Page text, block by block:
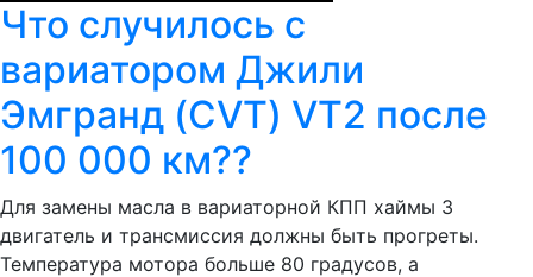
Что случилось с
вариатором Джили
Эмгранд (CVT) VT2 после
100 000 км??
Для замены масла в вариаторной КПП хаймы 3
двигатель и трансмиссия должны быть прогреты.
Температура мотора больше 80 градусов, а